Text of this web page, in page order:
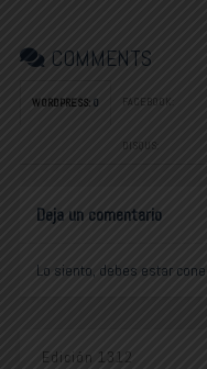
COMMENTS
WORDPRESS: 0 FACEBOOK:
DISQUS:
Deja un comentario
Lo siento, debes estar
Edición 1312